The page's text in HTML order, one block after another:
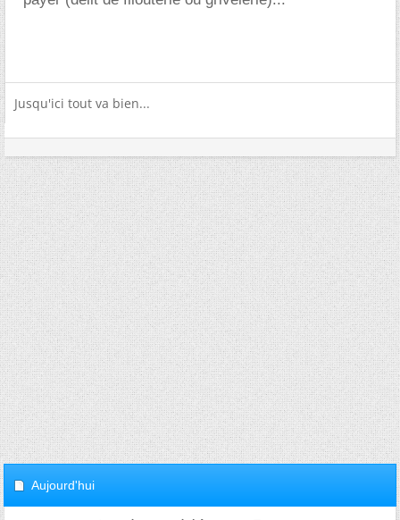
Jusqu'ici tout va bien...
Aujourd'hui